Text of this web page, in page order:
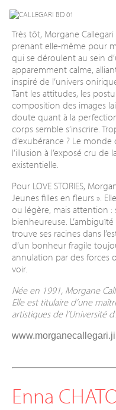
Très tôt, Morgane
prenant elle-même pour
qui se déroulent au sein
apparemment calme,
inspiré de l’univers
Tant les attitudes, les
composition des images
doute quant à la
corps semble s’inscrire.
d’exubérance ? Le
l’illusion à l’exposé cru
existentielle.
Pour LOVE STORIES,
Jeunes filles en fleurs ».
ou légère, mais attention :
bienheureuse.
trouve ses racines dans
d’un bonheur fragile
annulation par des forces
voir.
Née en 1991, Morgane
Elle est titulaire d’une
artistiques de l’Université
Enna